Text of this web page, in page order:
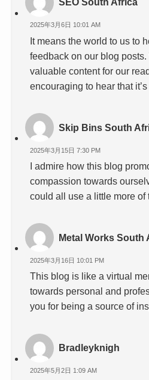
2025年3月6日 10:01 AM
It means the world to us to
feedback on our blog
valuable content for our
encouraging to hear that
Skip Bins South
2025年3月15日 7:30 PM
I admire how this blog
compassion towards
could all use a little more of
Metal Works South
2025年3月16日 10:01 PM
This blog is like a virtual
towards personal and
you for being a source of
Bradleyknigh
2025年5月2日 1:09 AM